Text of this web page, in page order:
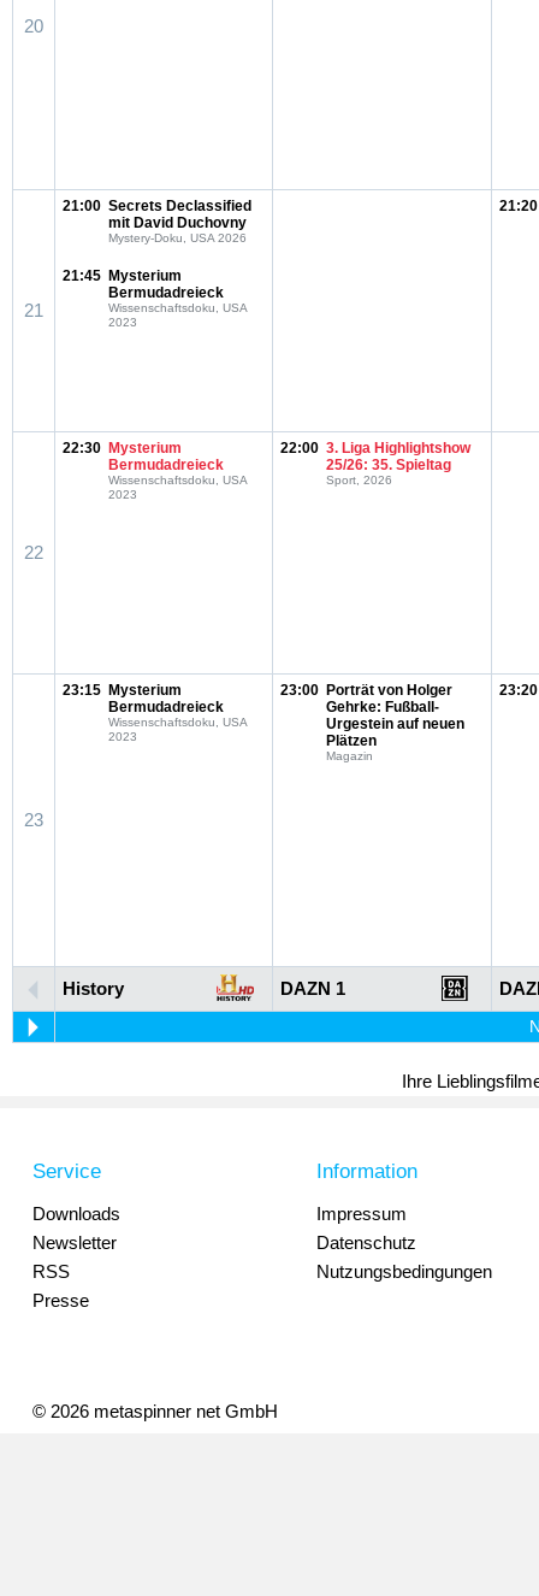
20
21
21:00 Secrets Declassified
mit David Duchovny
Mystery-Doku, USA 2026
21:45 Mysterium
Bermudadreieck
Wissenschaftsdoku, USA
2023
21:20
22
22:30 Mysterium
Bermudadreieck
Wissenschaftsdoku, USA
2023
22:00 3. Liga Highlightshow
25/26: 35. Spieltag
Sport, 2026
23
23:15 Mysterium
Bermudadreieck
Wissenschaftsdoku, USA
2023
23:00 Porträt von Holger
Gehrke: Fußball-
Urgestein auf neuen
Plätzen
Magazin
23:20
History DAZN 1
Ihre
Service
Downloads
Newsletter
RSS
Presse
Information
Impressum
Datenschutz
Nutzungsbedingungen
© 2026 metaspinner net GmbH